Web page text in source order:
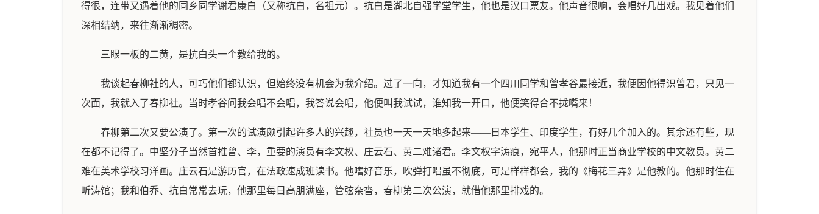
得很，连带又遇着他的同乡同学谢君康白（又称抗白，名祖元）。抗白是湖北自强学堂学生，他也是汉口票友。他声音很响，会唱好几出戏。我见着他们
深相结纳，来往渐渐稠密。
三眼一板的二黄，是抗白头一个教给我的。
我谈起春柳社的人，可巧他们都认识，但始终没有机会为我介绍。过了一向，才知道我有一个四川同学和曾孝谷最接近，我便因他得识曾君，只见一
次面，我就入了春柳社。当时孝谷问我会唱不会唱，我答说会唱，他便叫我试试，谁知我一开口，他便笑得合不拢嘴来！
春柳第二次又要公演了。第一次的试演颇引起许多人的兴趣，社员也一天一天地多起来——日本学生、印度学生，有好几个加入的。其余还有些，现
在都不记得了。中坚分子当然首推曾、李，重要的演员有李文权、庄云石、黄二难诸君。李文权字涛痕，宛平人，他那时正当商业学校的中文教员。黄二
难在美术学校习洋画。庄云石是游历官，在法政速成班读书。他嗜好音乐，吹弹打唱虽不彻底，可是样样都会，我的《梅花三弄》是他教的。他那时住在
听涛馆；我和伯乔、抗白常常去玩，他那里每日高朋满座，管弦杂沓，春柳第二次公演，就借他那里排戏的。